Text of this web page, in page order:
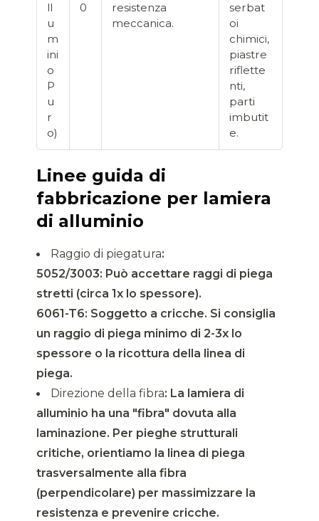
ll
u
m
ini
o
P
u
r
o)
0
resistenza
meccanica.
serbat
oi
chimici,
piastre
riflette
nti,
parti
imbutit
e.
Linee guida di
fabbricazione per lamiera
di alluminio
Raggio di piegatura:
5052/3003: Può accettare raggi di piega
stretti (circa 1x lo spessore).
6061-T6: Soggetto a cricche. Si consiglia
un raggio di piega minimo di 2-3x lo
spessore o la ricottura della linea di
piega.
Direzione della fibra: La lamiera di
alluminio ha una "fibra" dovuta alla
laminazione. Per pieghe strutturali
critiche, orientiamo la linea di piega
trasversalmente alla fibra
(perpendicolare) per massimizzare la
resistenza e prevenire cricche.